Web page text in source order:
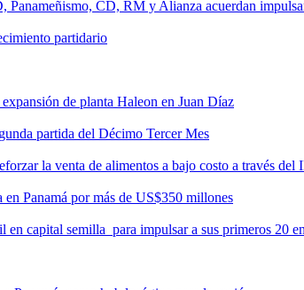
Panameñismo, CD, RM y Alianza acuerdan
partidario
de planta Haleon en Juan Díaz
partida del Décimo Tercer Mes
la venta de alimentos a bajo costo a través del
Panamá por más de US$350 millones
capital semilla para impulsar a sus primeros 20